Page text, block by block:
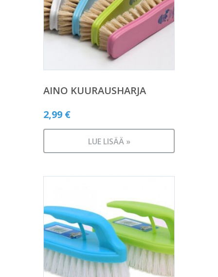
AINO KUURAUSHARJA
2,99 €
LUE LISÄÄ »